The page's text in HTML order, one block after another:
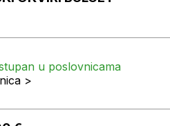
u poslovnicama
>